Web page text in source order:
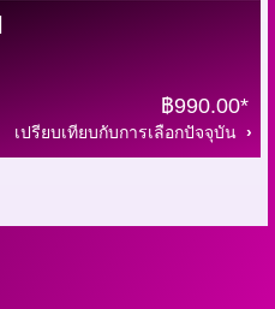
฿990.00*
เปรียบเทียบกับการเลือกปัจจุบัน